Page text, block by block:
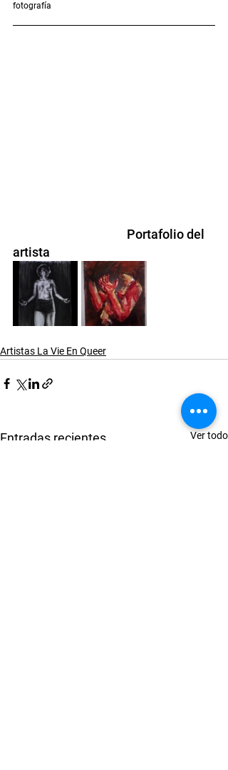
fotografía
artista
Artistas La Vie En Queer
Entradas recientes Ver todo